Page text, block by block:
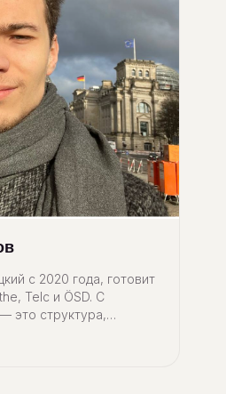
с 2020 года, готовит
Telc и ÖSD. С
это структура,
живой контакт с